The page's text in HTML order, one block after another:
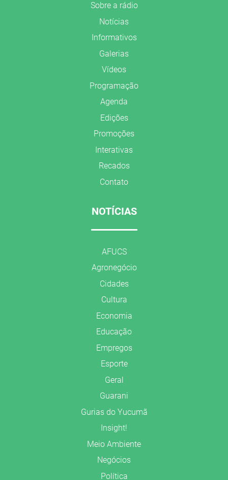
Sobre a rádio
Notícias
Informativos
Galerias
Vídeos
Programação
Agenda
Edições
Promoções
Interativas
Recados
Contato
NOTÍCIAS
AFUCS
Agronegócio
Cidades
Cultura
Economia
Educação
Empregos
Esporte
Geral
Guarani
Gurias do Yucumã
Insight!
Meio Ambiente
Negócios
Política